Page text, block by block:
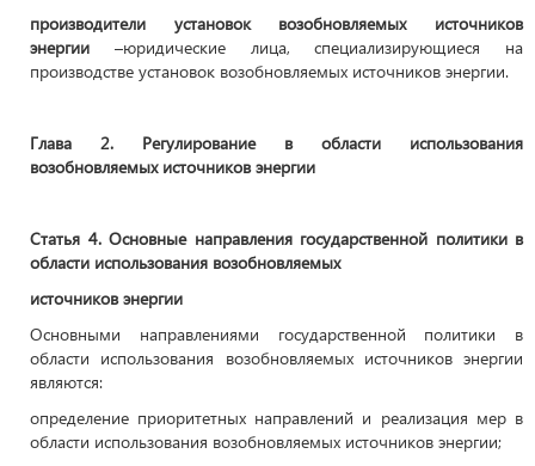
производители установок возобновляемых источников
энергии –юридические лица, специализирующиеся на
производстве установок возобновляемых источников энергии.
Глава 2. Регулирование в области использования
возобновляемых источников энергии
Статья 4. Основные направления государственной политики в
области использования возобновляемых
источников энергии
Основными направлениями государственной политики в
области использования возобновляемых источников энергии
являются:
определение приоритетных направлений и реализация мер в
области использования возобновляемых источников энергии;